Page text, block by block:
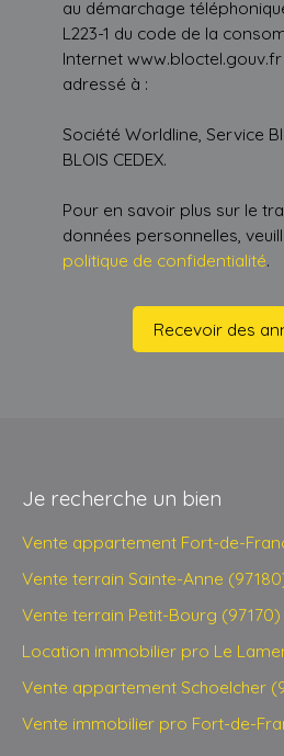
au démarchage
L223-1 du code de la
Internet
adressé à :
Société Worldline, Service
BLOIS CEDEX.
Pour en savoir plus sur le
données personnelles,
politique de confidentialité.
Recevoir des
Je recherche un bien
Vente appartement Fort-de-
Vente terrain Sainte-Anne
Vente terrain Petit-Bourg (97170)
Location immobilier pro Le
Vente appartement Schoelcher
Vente immobilier pro Fort-de-